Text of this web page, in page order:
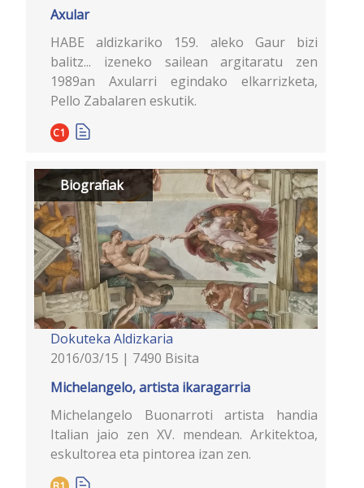
Axular
HABE aldizkariko 159. aleko Gaur bizi
balitz... izeneko sailean argitaratu zen
1989an Axularri egindako elkarrizketa,
Pello Zabalaren eskutik.
C1
Biografiak
Dokuteka Aldizkaria
2016/03/15 | 7490 Bisita
Michelangelo, artista ikaragarria
Michelangelo Buonarroti artista handia
Italian jaio zen XV. mendean. Arkitektoa,
eskultorea eta pintorea izan zen.